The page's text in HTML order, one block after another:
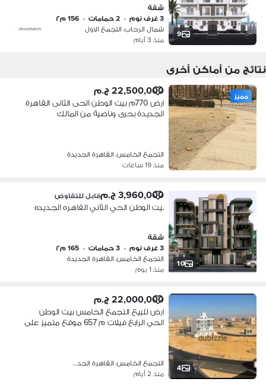
9
دقائق من محور النوادي والتسعين
شقة
3 غرف نوم
• 2 حمامات • 156 م٢
شمال الرحاب، التجمع الاول
منذ 3 أيام
نتائج من أماكن أخرى
مميز 22,500,000 ج.م
ارض 770م بيت الوطن الحى الثانى القاهرة
الجديدة بحرى وناصية من المالك
التجمع الخامس، القاهرة الجديدة
منذ 19 ساعات
10
3,960,000 ج.م قابل للتفاوض
بيت الوطن الحي الثاني القاهره الجديده
شقة
3 غرف نوم
• 3 حمامات • 165 م٢
التجمع الخامس، القاهرة الجديدة
منذ 1 يوم
4
22,000,000 ج.م
ارض للبيع التجمع الخامس بيت الوطن
الحي الرابع فيلات م 657 موقع متميز على
التجمع الخامس، القاهرة الجديدة
منذ 2 أيام